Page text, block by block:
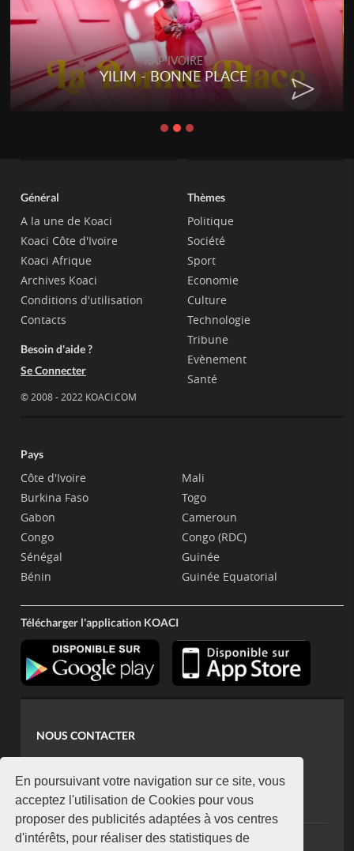
En poursuivant votre navigation sur ce site, vous
acceptez l'utilisation de Cookies pour vous
proposer des publicités adaptées à vos centres
d'intérêts, pour réaliser des statistiques de
RAP IVOIRE
YILIM - BONNE PLACE
Général
A la une de Koaci
Koaci Côte d'Ivoire
Koaci Afrique
Archives Koaci
Conditions d'utilisation
Contacts
Besoin d'aide ?
Se Connecter
© 2008 - 2022 KOACI.COM
Thèmes
Politique
Société
Sport
Economie
Culture
Technologie
Tribune
Evènement
Santé
Pays
Côte d'Ivoire
Burkina Faso
Gabon
Congo
Sénégal
Bénin
Mali
Togo
Cameroun
Congo (RDC)
Guinée
Guinée Equatorial
Télécharger l'application KOACI
NOUS CONTACTER
koaci@yahoo.fr
+225 07 08 85 52 93